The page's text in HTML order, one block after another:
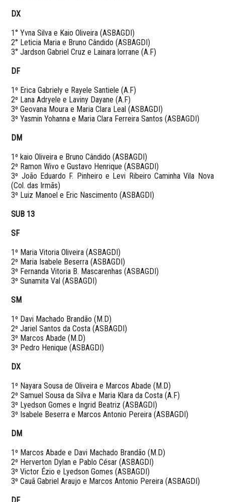
DX
1° Yvna Silva e Kaio Oliveira (ASBAGDI)
2° Leticia Maria e Bruno Cândido (ASBAGDI)
3° Jardson Gabriel Cruz e Lainara lorrane (A.F)
DF
1º Erica Gabriely e Rayele Santiele (A.F)
2º Lana Adryele e Laviny Dayane (A.F)
3º Geovana Moura e Maria Clara Leal (ASBAGDI)
3º Yasmin Yohanna e Maria Clara Ferreira Santos (ASBAGDI)
DM
1º kaio Oliveira e Bruno Cândido (ASBAGDI)
2º Ramon Wivo e Gustavo Henrique (ASBAGDI)
3º João Eduardo F. Pinheiro e Levi Ribeiro Caminha Vila Nova
(Col. das Irmãs)
3º Luiz Manoel e Eric Nascimento (ASBAGDI)
SUB 13
SF
1º Maria Vitoria Oliveira (ASBAGDI)
2º Maria Isabele Beserra (ASBAGDI)
3º Fernanda Vitoria B. Mascarenhas (ASBAGDI)
3º Sunamita Val (ASBAGDI)
SM
1º Davi Machado Brandão (M.D)
2º Jariel Santos da Costa (ASBAGDI)
3º Marcos Abade (M.D)
3º Pedro Henique (ASBAGDI)
DX
1º Nayara Sousa de Oliveira e Marcos Abade (M.D)
2º Samuel Sousa da Silva e Maria Klara da Costa (A.F)
3º Lyedson Gomes e Ingrid Beatriz (ASBAGDI)
3º Isabele Beserra e Marcos Antonio Pereira (ASBAGDI)
DM
1º Marcos Abade e Davi Machado Brandão (M.D)
2º Herverton Dylan e Pablo César (ASBAGDI)
3º Victor Ézio e Lyedson Gomes (ASBAGDI)
3º Cauã Gabriel Araujo e Marcos Antonio Pereira(ASBAGDI)